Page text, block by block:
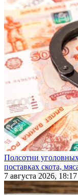
Полсотни
поставках скота,
7 августа 2026, 18:17